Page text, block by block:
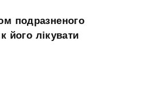
подразненого
його лікувати